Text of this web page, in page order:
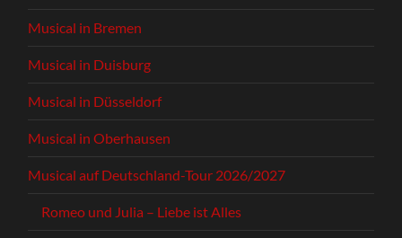
Musical in Bremen
Musical in Duisburg
Musical in Düsseldorf
Musical in Oberhausen
Musical auf Deutschland-Tour 2026/2027
Romeo und Julia – Liebe ist Alles